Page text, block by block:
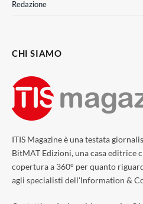
Redazione
CHI SIAMO
ITIS Magazine è una testata
BitMAT Edizioni, una casa editrice
copertura a 360° per quanto
agli specialisti dell'lnformation &